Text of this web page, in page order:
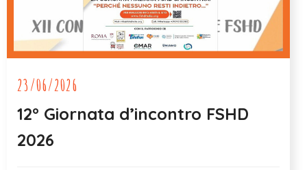
23/06/2026
12° Giornata d’incontro FSHD
2026